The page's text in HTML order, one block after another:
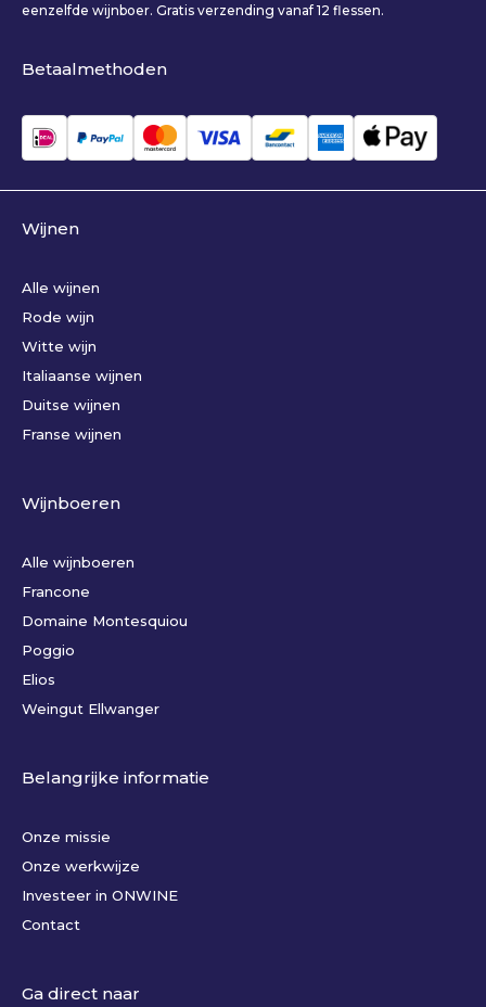
eenzelfde wijnboer. Gratis verzending vanaf 12 flessen.
Betaalmethoden
Wijnen
Alle wijnen
Rode wijn
Witte wijn
Italiaanse wijnen
Duitse wijnen
Franse wijnen
Wijnboeren
Alle wijnboeren
Francone
Domaine Montesquiou
Poggio
Elios
Weingut Ellwanger
Belangrijke informatie
Onze missie
Onze werkwijze
Investeer in ONWINE
Contact
Ga direct naar